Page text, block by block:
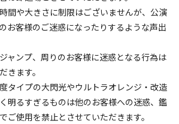
間や大きさに制限はございませんが、公演
お客様のご迷惑になったりするような声出
ャンプ、周りのお客様に迷惑となる行為は
きます。
タイプの大閃光やウルトラオレンジ・改造
明るすぎるものは他のお客様への迷惑、鑑
ご使用を禁止とさせていただきます。